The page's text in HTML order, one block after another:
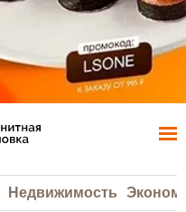
Недвижимость